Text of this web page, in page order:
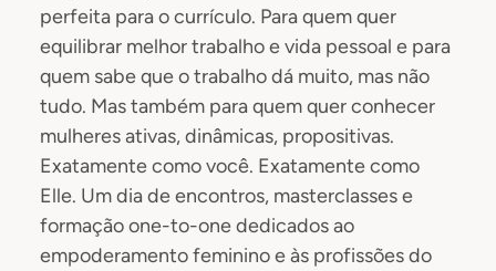
perfeita para o currículo. Para quem quer
equilibrar melhor trabalho e vida pessoal e para
quem sabe que o trabalho dá muito, mas não
tudo. Mas também para quem quer conhecer
mulheres ativas, dinâmicas, propositivas.
Exatamente como você. Exatamente como
Elle. Um dia de encontros, masterclasses e
formação one-to-one dedicados ao
empoderamento feminino e às profissões do